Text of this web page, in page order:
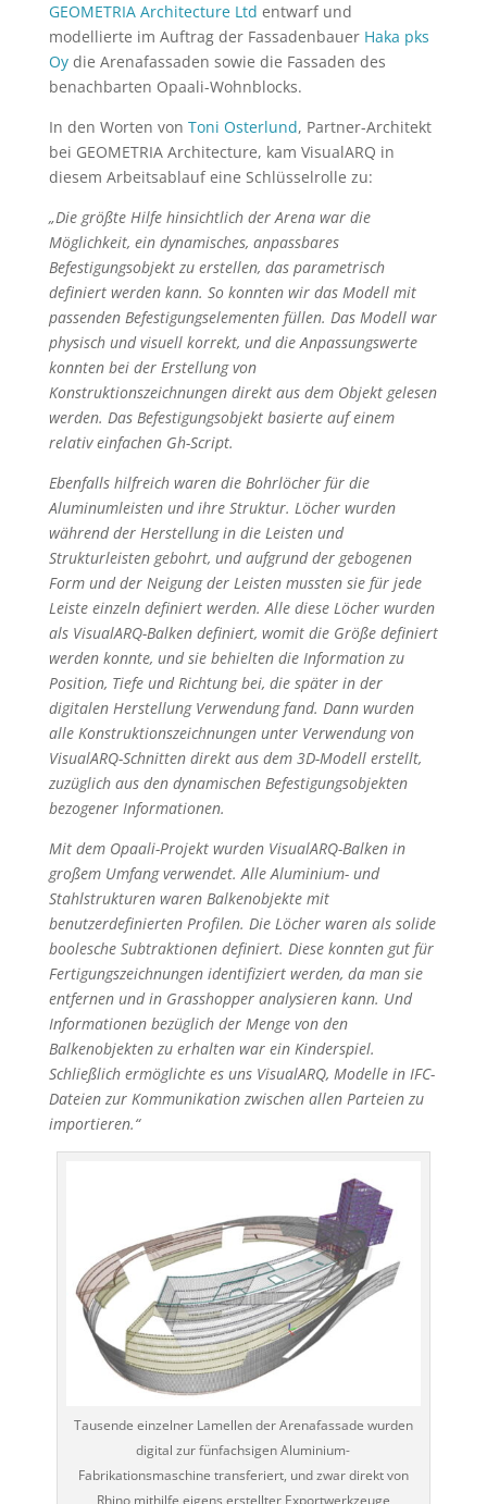
GEOMETRIA Architecture Ltd entwarf und
modellierte im Auftrag der Fassadenbauer Haka pks
Oydie Arenafassaden sowie die Fassaden des
benachbarten Opaali-Wohnblocks.
In den Worten von Toni Osterlund, Partner-Architekt
bei GEOMETRIA Architecture, kam VisualARQ in
diesem Arbeitsablauf eine Schlüsselrolle zu:
„Die größte Hilfe hinsichtlich der Arena war die
Möglichkeit, ein dynamisches, anpassbares
Befestigungsobjekt zu erstellen, das parametrisch
definiert werden kann. So konnten wir das Modell mit
passenden Befestigungselementen füllen. Das Modell war
physisch und visuell korrekt, und die Anpassungswerte
konnten bei der Erstellung von
Konstruktionszeichnungen direkt aus dem Objekt gelesen
werden. Das Befestigungsobjekt basierte auf einem
relativ einfachen Gh-Script.
Ebenfalls hilfreich waren die Bohrlöcher für die
Aluminumleisten und ihre Struktur. Löcher wurden
während der Herstellung in die Leisten und
Strukturleisten gebohrt, und aufgrund der gebogenen
Form und der Neigung der Leisten mussten sie für jede
Leiste einzeln definiert werden. Alle diese Löcher wurden
als VisualARQ-Balken definiert, womit die Größe definiert
werden konnte, und sie behielten die Information zu
Position, Tiefe und Richtung bei, die später in der
digitalen Herstellung Verwendung fand. Dann wurden
alle Konstruktionszeichnungen unter Verwendung von
VisualARQ-Schnitten direkt aus dem 3D-Modell erstellt,
zuzüglich aus den dynamischen Befestigungsobjekten
bezogener Informationen.
Mit dem Opaali-Projekt wurden VisualARQ-Balken in
großem Umfang verwendet. Alle Aluminium- und
Stahlstrukturen waren Balkenobjekte mit
benutzerdefinierten Profilen. Die Löcher waren als solide
boolesche Subtraktionen definiert. Diese konnten gut für
Fertigungszeichnungen identifiziert werden, da man sie
entfernen und in Grasshopper analysieren kann. Und
Informationen bezüglich der Menge von den
Balkenobjekten zu erhalten war ein Kinderspiel.
Schließlich ermöglichte es uns VisualARQ, Modelle in IFC-
Dateien zur Kommunikation zwischen allen Parteien zu
importieren.“
Tausende einzelner Lamellen der Arenafassade wurden
digital zur fünfachsigen Aluminium-
Fabrikationsmaschine transferiert, und zwar direkt von
Rhino mithilfe eigens erstellter Exportwerkzeuge